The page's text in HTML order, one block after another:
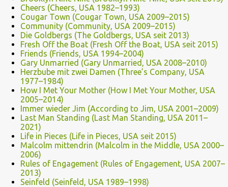
Cheers (Cheers, USA 1982–1993)
Cougar Town (Cougar Town, USA 2009–2015)
Community (Community, USA 2009–2015)
Die Goldbergs (The Goldbergs, USA seit 2013)
Fresh Off the Boat (Fresh Off the Boat, USA seit 2015)
Friends (Friends, USA 1994–2004)
Gary Unmarried (Gary Unmarried, USA 2008–2010)
Herzbube mit zwei Damen (Three’s Company, USA
1977–1984)
How I Met Your Mother (How I Met Your Mother, USA
2005–2014)
Immer wieder Jim (According to Jim, USA 2001–2009)
Last Man Standing (Last Man Standing, USA 2011–
2021)
Life in Pieces (Life in Pieces, USA seit 2015)
Malcolm mittendrin (Malcolm in the Middle, USA 2000–
2006)
Rules of Engagement (Rules of Engagement, USA 2007–
2013)
Seinfeld (Seinfeld, USA 1989–1998)